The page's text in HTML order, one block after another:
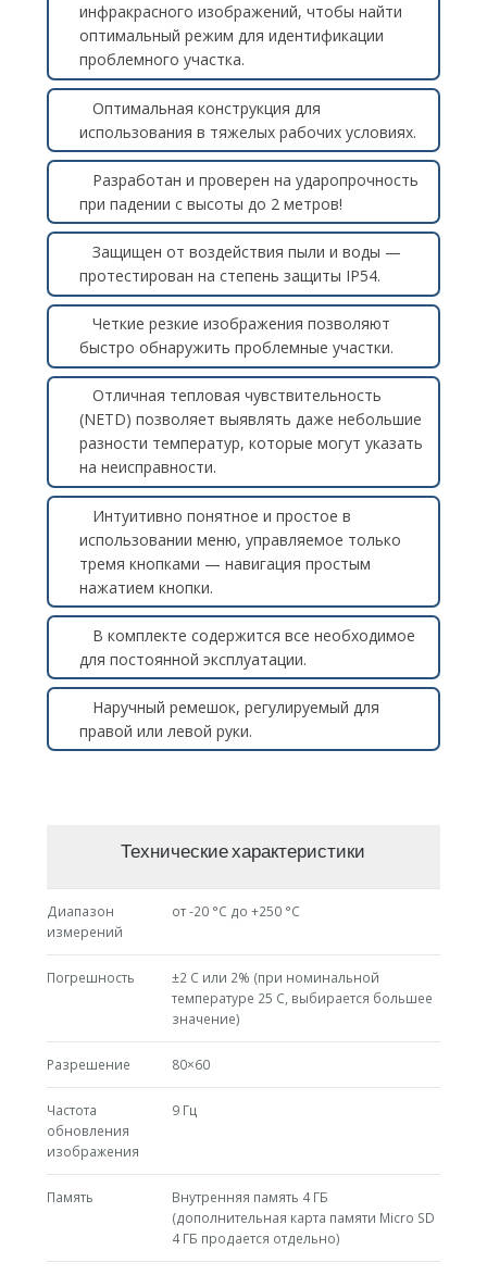
инфракрасного изображений, чтобы найти
оптимальный режим для идентификации
проблемного участка.
Оптимальная конструкция для
использования в тяжелых рабочих условиях.
Разработан и проверен на ударопрочность
при падении с высоты до 2 метров!
Защищен от воздействия пыли и воды —
протестирован на степень защиты IP54.
Четкие резкие изображения позволяют
быстро обнаружить проблемные участки.
Отличная тепловая чувствительность
(NETD) позволяет выявлять даже небольшие
разности температур, которые могут указать
на неисправности.
Интуитивно понятное и простое в
использовании меню, управляемое только
тремя кнопками — навигация простым
нажатием кнопки.
В комплекте содержится все необходимое
для постоянной эксплуатации.
Наручный ремешок, регулируемый для
правой или левой руки.
Технические характеристики
Диапазон
измерений
от -20 °C до +250 °C
Погрешность
±2 C или 2% (при номинальной
температуре 25 C, выбирается большее
значение)
Разрешение 80×60
Частота
обновления
изображения
9 Гц
Память
Внутренняя память 4 ГБ
(дополнительная карта памяти Micro SD
4 ГБ продается отдельно)